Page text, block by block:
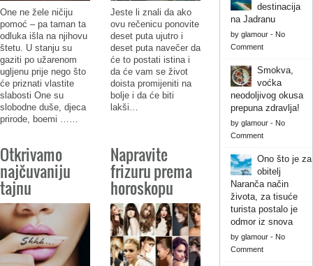
One ne žele ničiju
pomoć – pa taman ta
odluka išla na njihovu
štetu. U stanju su
gaziti po užarenom
ugljenu prije nego što
će priznati vlastite
slabosti One su
slobodne duše, djeca
prirode, boemi ……
Jeste li znali da ako
ovu rečenicu ponovite
deset puta ujutro i
deset puta navečer da
će to postati istina i
da će vam se život
doista promijeniti na
bolje i da će biti
lakši…
Otkrivamo
najčuvaniju
tajnu
Napravite
frizuru prema
horoskopu
destinacija
na Jadranu
by glamour- No
Comment
Smokva,
voćka
neodoljivog okusa
prepuna zdravlja!
by glamour- No
Comment
Ono što je za
obitelj
Naranča način
života, za tisuće
turista postalo je
odmor iz snova
by glamour- No
Comment